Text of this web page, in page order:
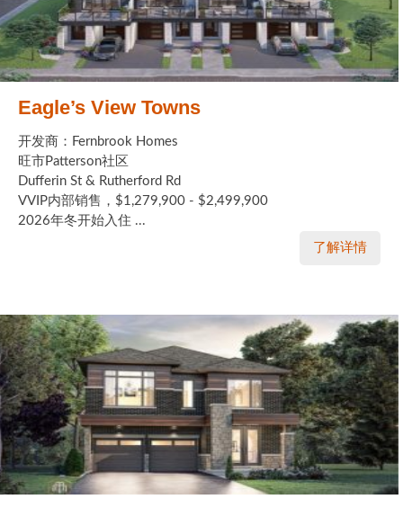
Eagle’s View Towns
开发商：Fernbrook Homes
旺市Patterson社区
Dufferin St & Rutherford Rd
VVIP内部销售，$1,279,900 - $2,499,900
2026年冬开始入住 ...
了解详情